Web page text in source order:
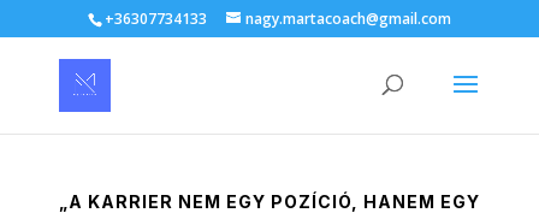
+36307734133 nagy.martacoach@gmail.com
„A KARRIER NEM EGY POZÍCIÓ, HANEM EGY